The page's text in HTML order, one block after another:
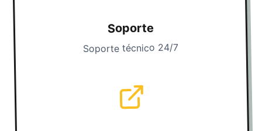
Soporte
Soporte técnico 24/7